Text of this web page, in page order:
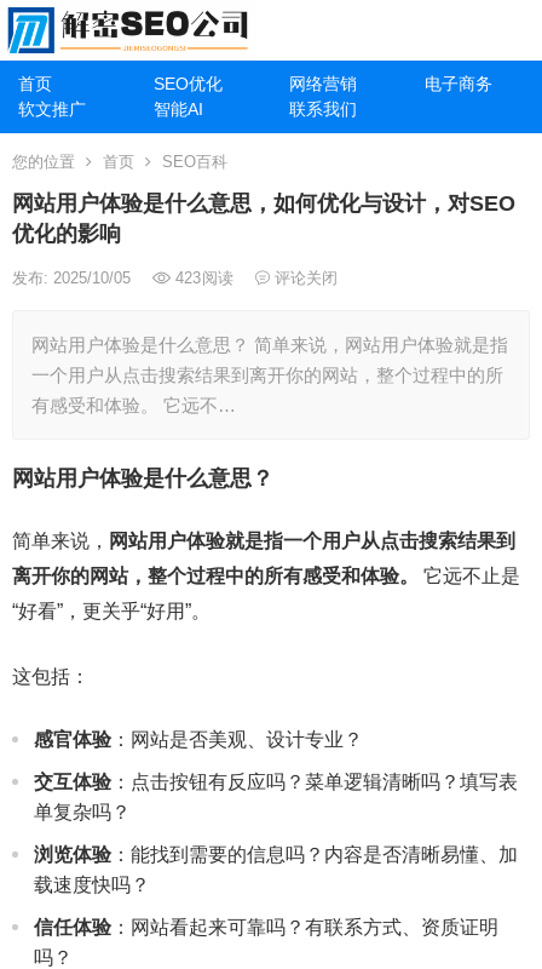
首页 SEO优化 网络营销
电子商务
软文推广
智能AI 联系我们
您的位置 首页 SEO百科
网站用户体验是什么意思，如何优化与设计，对SEO
优化的影响
发布: 2025/10/05 423阅读 评论关闭
网站用户体验是什么意思？ 简单来说，网站用户体验就是指
一个用户从点击搜索结果到离开你的网站，整个过程中的所
有感受和体验。 它远不…
网站用户体验是什么意思？
简单来说， 网站用户体验就是指一个用户从点击搜索结果到
离开你的网站，整个过程中的所有感受和体验。
它远不止是
“好看”，更关乎“好用”。
这包括：
感官体验 ：网站是否美观、设计专业？
交互体验 ：点击按钮有反应吗？菜单逻辑清晰吗？填写表
单复杂吗？
浏览体验 ：能找到需要的信息吗？内容是否清晰易懂、加
载速度快吗？
信任体验 ：网站看起来可靠吗？有联系方式、资质证明
吗？